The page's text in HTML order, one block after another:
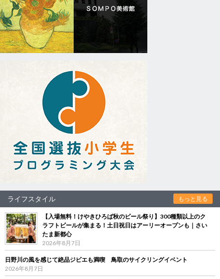
ライフスタイル もっと見る
【入場無料！けやきひろば秋のビール祭り】300種類以上のク
ラフトビールが集まる！土日祝日はアーリーオープンも｜さい
たま新都心
2026年8月7日
日野川の風を感じて絶品ジビエも満喫 鳥取のサイクリングイベント
2026年8月7日